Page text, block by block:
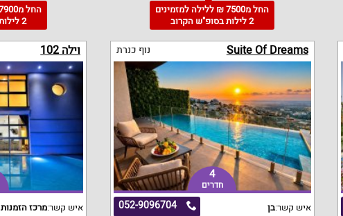
החל מ7500 ₪ ללילה למזמינים
2 לילות בסופ"ש הקרוב
2 לילות בסופ"ש הקרוב
Suite Of Dreams נוף כנרת
4
חדרים
052-9096704 איש קשר:בן
וילה 102
איש קשר:מרכז הזמנות